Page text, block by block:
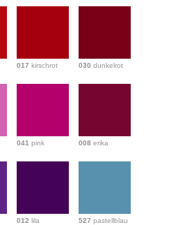
017 kirschrot 030 dunkelrot
041 pink 008 erika
012 lila 527 pastellblau